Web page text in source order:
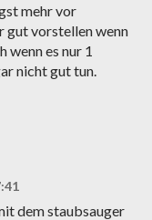
mehr vor
gut vorstellen wenn
wenn es nur 1
nicht gut tun.
dem staubsauger